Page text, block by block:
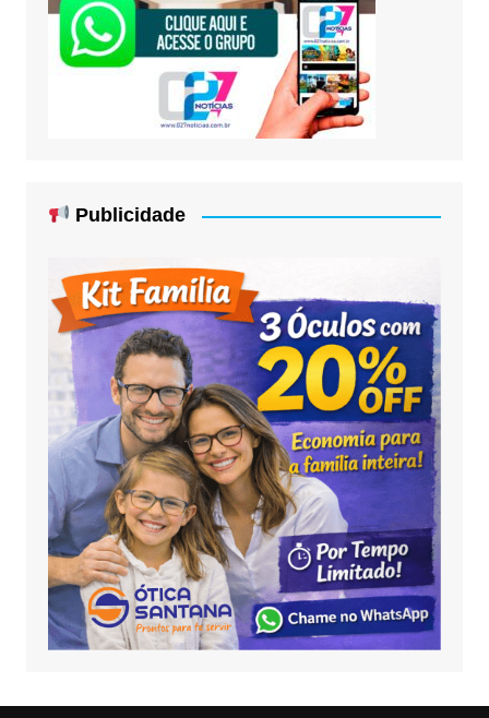
Publicidade